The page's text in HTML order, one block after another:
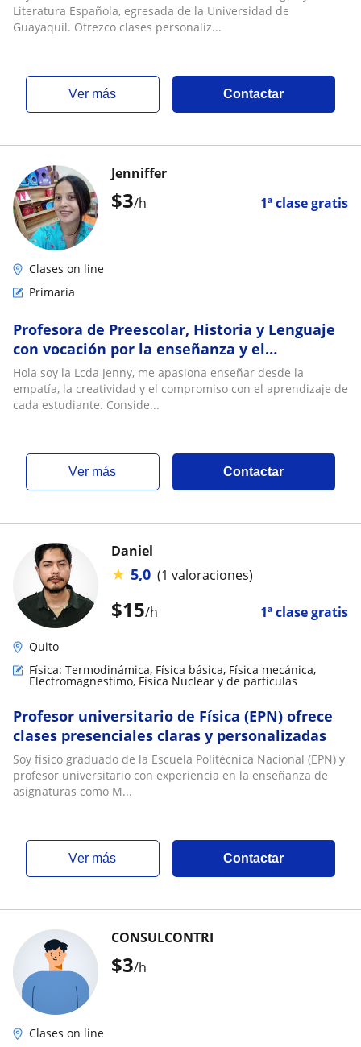
Literatura Española, egresada de la Universidad de
Guayaquil. Ofrezco clases personaliz...
ver más Contactar
$3/h 1ª clase gratis
Jenniffer
Clases on line
Primaria
Profesora de Preescolar, Historia y Lenguaje
con vocación por la enseñanza y el
aprendizaje dinámico. Mis clases son
dinámicas
Hola soy la Lcda Jenny, me apasiona enseñar desde la
empatía, la creatividad y el compromiso con el aprendizaje de
cada estudiante. Conside...
ver más Contactar
$15/h 1ª clase gratis
Daniel
★ 5,0 (1 valoraciones)
Quito
Física: Termodinámica, Física básica, Física mecánica,
Electromagnestimo, Física Nuclear y de partículas
Profesor universitario de Física (EPN) ofrece
clases presenciales claras y personalizadas
Soy físico graduado de la Escuela Politécnica Nacional (EPN) y
profesor universitario con experiencia en la enseñanza de
asignaturas como M...
ver más Contactar
$3/h
CONSULCONTRI
Clases on line